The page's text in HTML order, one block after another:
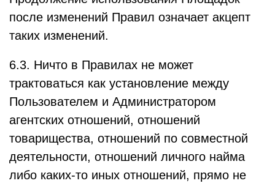
после изменений Правил означает акцепт
таких изменений.
6.3. Ничто в Правилах не может
трактоваться как установление между
Пользователем и Администратором
агентских отношений, отношений
товарищества, отношений по совместной
деятельности, отношений личного найма
либо каких-то иных отношений, прямо не